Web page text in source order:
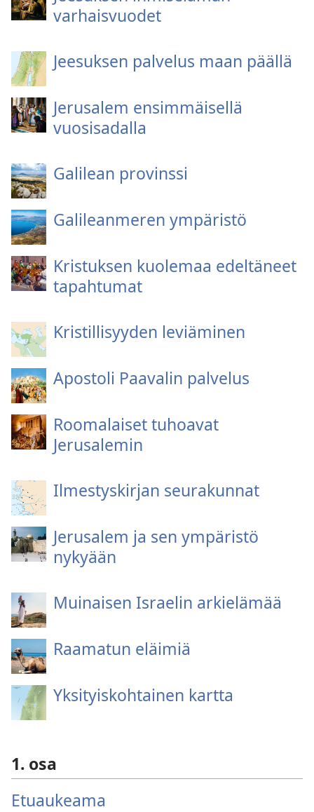
varhaisvuodet
Jeesuksen palvelus maan päällä
Jerusalem ensimmäisellä
vuosisadalla
Galilean provinssi
Galileanmeren ympäristö
Kristuksen kuolemaa edeltäneet
tapahtumat
Kristillisyyden leviäminen
Apostoli Paavalin palvelus
Roomalaiset tuhoavat
Jerusalemin
Ilmestyskirjan seurakunnat
Jerusalem ja sen ympäristö
nykyään
Muinaisen Israelin arkielämää
Raamatun eläimiä
Yksityiskohtainen kartta
1. osa
Etuaukeama